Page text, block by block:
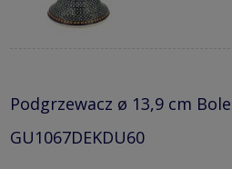
Podgrzewacz ø 13,9 cm
GU1067DEKDU60